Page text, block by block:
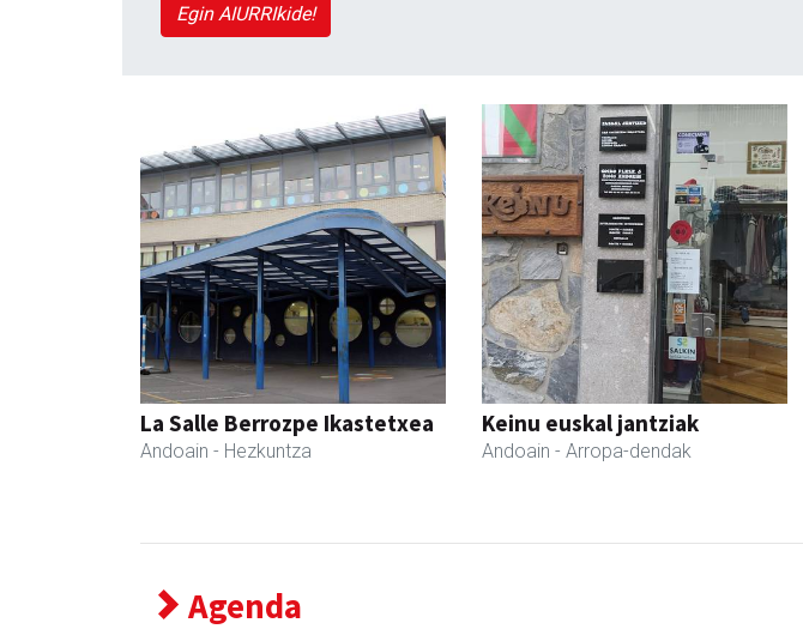
Egin AIURRIkide!
La Salle Berrozpe Ikastetxea
Andoain - Hezkuntza
Keinu euskal jantziak
Andoain - Arropa-dendak
Agenda